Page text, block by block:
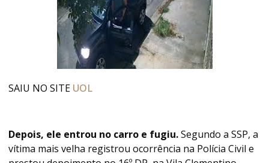
SAIU NO SITE UOL
Depois, ele entrou no carro e fugiu.Segundo a SSP, a
vítima mais velha registrou ocorrência na Polícia Civil e